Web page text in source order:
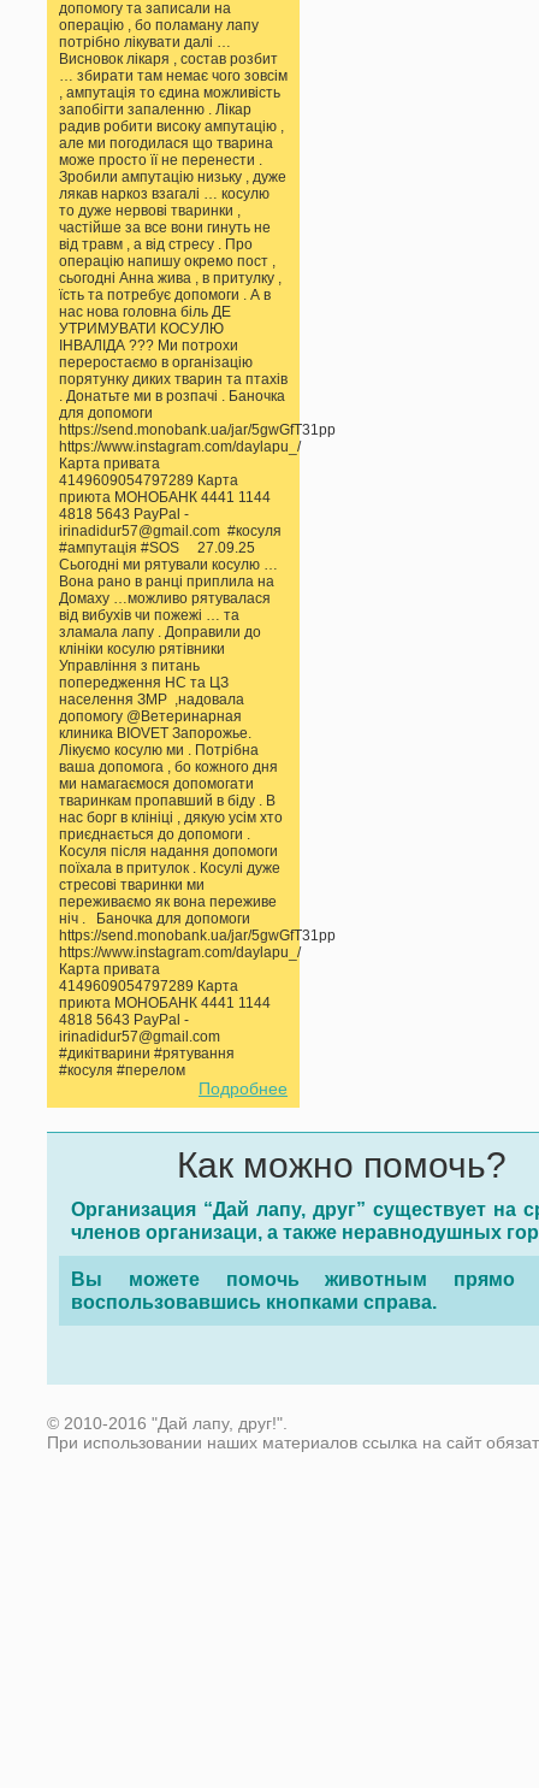
допомогу та записали на
операцію , бо поламану лапу
потрібно лікувати далі …
Висновок лікаря , состав розбит
… збирати там немає чого зовсім
, ампутація то єдина можливість
запобігти запаленню . Лікар
радив робити високу ампутацію ,
але ми погодилася що тварина
може просто її не перенести .
Зробили ампутацію низьку , дуже
лякав наркоз взагалі … косулю
то дуже нервові тваринки ,
частійше за все вони гинуть не
від травм , а від стресу . Про
операцію напишу окремо пост ,
сьогодні Анна жива , в притулку ,
їсть та потребує допомоги . А в
нас нова головна біль ДЕ
УТРИМУВАТИ КОСУЛЮ
ІНВАЛІДА ??? Ми потрохи
переростаємо в організацію
порятунку диких тварин та птахів
. Донатьте ми в розпачі . Баночка
для допомоги
https://send.monobank.ua/jar/5gwGfT31pp
https://www.instagram.com/daylapu_/
Карта привата
4149609054797289 Карта
приюта МОНОБАНК 4441 1144
4818 5643 PayPal -
irinadidur57@gmail.com #косуля
#ампутація #SOS 27.09.25
Сьогодні ми рятували косулю …
Вона рано в ранці приплила на
Домаху …можливо рятувалася
від вибухів чи пожежі … та
зламала лапу . Доправили до
клініки косулю рятівники
Управління з питань
попередження НС та ЦЗ
населення ЗМР ,надовала
допомогу @Ветеринарная
клиника BIOVET Запорожье.
Лікуємо косулю ми . Потрібна
ваша допомога , бо кожного дня
ми намагаємося допомогати
тваринкам пропавший в біду . В
нас борг в клініці , дякую усім хто
приєднається до допомоги .
Косуля після надання допомоги
поїхала в притулок . Косулі дуже
стресові тваринки ми
переживаємо як вона переживе
ніч . Баночка для допомоги
https://send.monobank.ua/jar/5gwGfT31pp
https://www.instagram.com/daylapu_/
Карта привата
4149609054797289 Карта
приюта МОНОБАНК 4441 1144
4818 5643 PayPal -
irinadidur57@gmail.com
#дикітварини #рятування
#косуля #перелом
Подробнее
Как можно помочь?
Организация “Дай лапу, друг” существует на
членов организаци, а также неравнодушных
Вы можете помочь животным прямо
воспользовавшись кнопками справа.
© 2010-2016 "Дай лапу, друг!".
При использовании наших материалов ссылка на сайт